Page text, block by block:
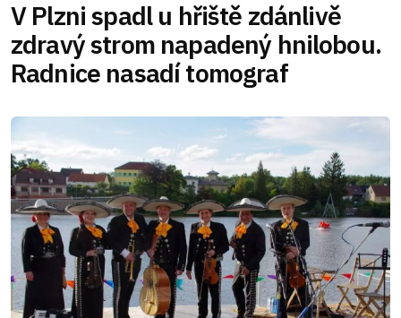
V Plzni spadl u hřiště zdánlivě
zdravý strom napadený hnilobou.
Radnice nasadí tomograf